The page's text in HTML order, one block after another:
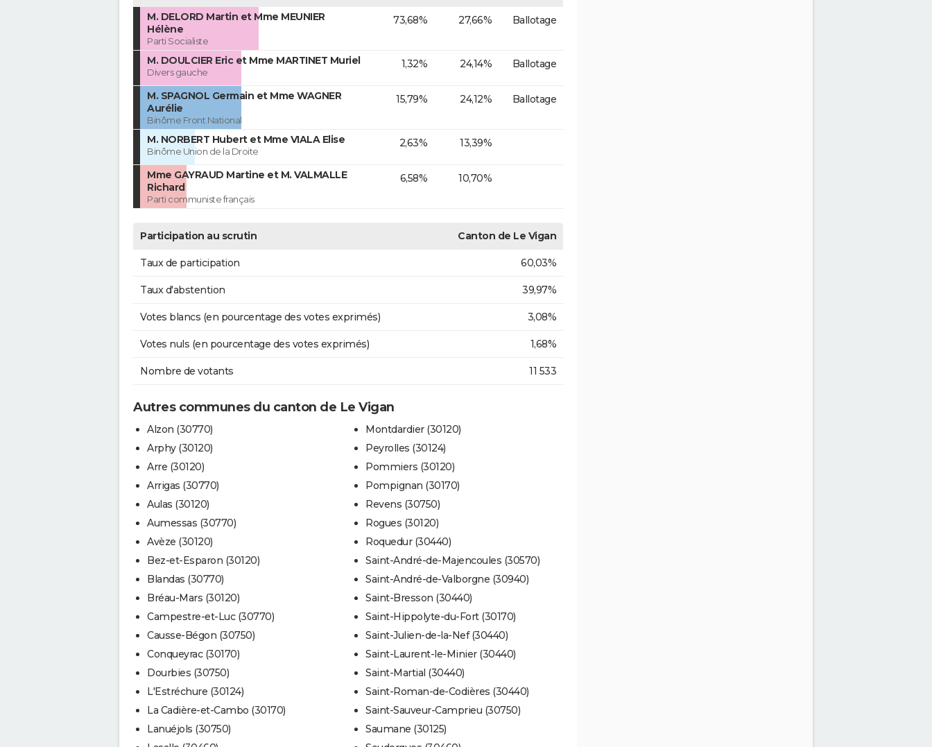
M. DELORD Martin et Mme MEUNIER
Hélène
Parti Socialiste
73,68% 27,66% Ballotage
M. DOULCIER Eric et Mme MARTINET Muriel
Divers gauche
1,32% 24,14% Ballotage
M. SPAGNOL Germain et Mme WAGNER
Aurélie
Binôme Front National
15,79% 24,12% Ballotage
M. NORBERT Hubert et Mme VIALA Elise
Binôme Union de la Droite
2,63% 13,39%
Mme GAYRAUD Martine et M. VALMALLE
Richard
Parti communiste français
6,58% 10,70%
Participation au scrutin Canton de Le Vigan
Taux de participation 60,03%
Taux d'abstention 39,97%
Votes blancs (en pourcentage des votes exprimés) 3,08%
Votes nuls (en pourcentage des votes exprimés) 1,68%
Nombre de votants 11 533
Autres communes du canton de Le Vigan
Alzon (30770)
Arphy (30120)
Arre (30120)
Arrigas (30770)
Aulas (30120)
Aumessas (30770)
Avèze (30120)
Bez-et-Esparon (30120)
Blandas (30770)
Bréau-Mars (30120)
Campestre-et-Luc (30770)
Causse-Bégon (30750)
Conqueyrac (30170)
Dourbies (30750)
L'Estréchure (30124)
La Cadière-et-Cambo (30170)
Lanuéjols (30750)
Montdardier (30120)
Peyrolles (30124)
Pommiers (30120)
Pompignan (30170)
Revens (30750)
Rogues (30120)
Roquedur (30440)
Saint-André-de-Majencoules (30570)
Saint-André-de-Valborgne (30940)
Saint-Bresson (30440)
Saint-Hippolyte-du-Fort (30170)
Saint-Julien-de-la-Nef (30440)
Saint-Laurent-le-Minier (30440)
Saint-Martial (30440)
Saint-Roman-de-Codières (30440)
Saint-Sauveur-Camprieu (30750)
Saumane (30125)